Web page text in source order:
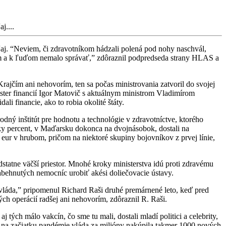
“Neviem, či zdravotníkom hádzali polená pod nohy naschvál,
k ľuďom nemalo správať,” zdôraznil podpredseda strany HLAS a
ani nehovorím, ten sa počas ministrovania zatvoril do svojej
financií Igor Matovič s aktuálnym ministrom Vladimírom
financie, ako to robia okolité štáty.
inštitút pre hodnotu a technológie v zdravotníctve, ktorého
v Maďarsku dokonca na dvojnásobok, dostali na
v hrubom, pričom na niektoré skupiny bojovníkov z prvej línie,
väčší priestor. Mnohé kroky ministerstva idú proti zdravému
nemocníc urobiť akési doliečovacie ústavy.
pripomenul Richard Raši druhé premárnené leto, keď pred
operácií radšej ani nehovorím, zdôraznil R. Raši.
tých málo vakcín, čo sme tu mali, dostali mladí politici a celebrity,